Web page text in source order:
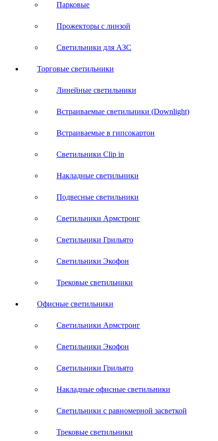
Парковые
Прожекторы с линзой
Светильники для АЗС
Торговые светильники
Линейные светильники
Встраиваемые светильники (Downlight)
Встраиваемые в гипсокартон
Светильники Clip in
Накладные светильники
Подвесные светильники
Светильники Армстронг
Светильники Грильято
Светильники Экофон
Трековые светильники
Офисные светильники
Светильники Армстронг
Светильники Экофон
Светильники Грильято
Накладные офисные светильники
Светильники с равномерной засветкой
Трековые светильники